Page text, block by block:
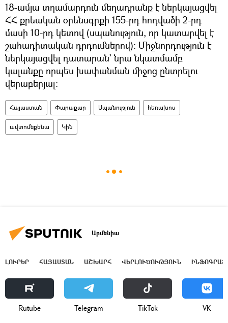
18-ամյա տղամարդուն մեղադրանք է ներկայացվել
ՀՀ քրեական օրենսգրքի 155-րդ հոդվածի 2-րդ
մասի 10-րդ կետով (սպանություն, որ կատարվել է
շահադիտական դրդումներով)։ Միջնորդություն է
ներկայացվել դատարան՝ նրա նկատմամբ
կալանքը որպես խափանման միջոց ընտրելու
վերաբերյալ։
Հայաստան Փարաքար Սպանություն հեռախոս
ավտոմեքենա Կին
Արմենիա
ԼՈՒՐԵՐ ՀԱՅԱՍՏԱՆ ԱՇԽԱՐՀ ՎԵՐԼՈՒԾՈՒԹՅՈՒՆ
Rutube Telegram ТikТоk VK